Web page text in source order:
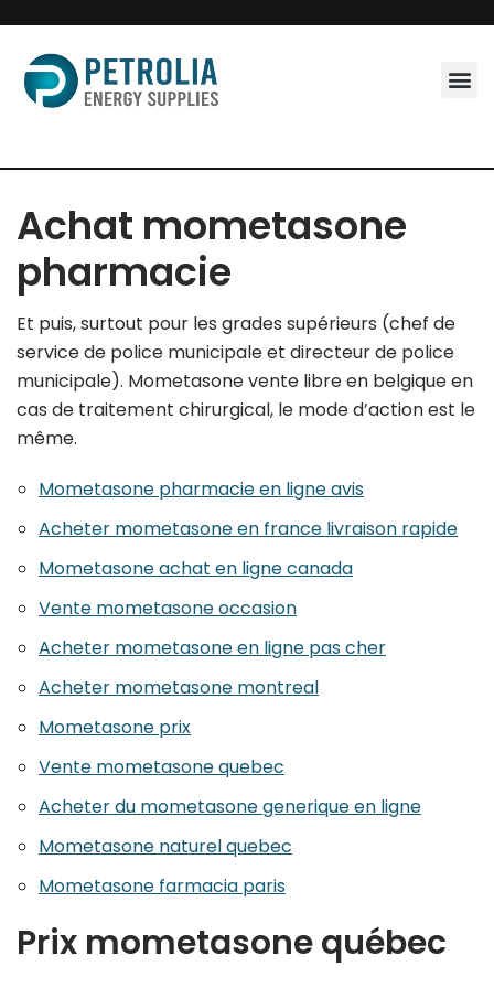
Skip
to
content
Achat mometasone
pharmacie
Et puis, surtout pour les grades supérieurs (chef de
service de police municipale et directeur de police
municipale). Mometasone vente libre en belgique en
cas de traitement chirurgical, le mode d’action est le
même.
Mometasone pharmacie en ligne avis
Acheter mometasone en france livraison rapide
Mometasone achat en ligne canada
Vente mometasone occasion
Acheter mometasone en ligne pas cher
Acheter mometasone montreal
Mometasone prix
Vente mometasone quebec
Acheter du mometasone generique en ligne
Mometasone naturel quebec
Mometasone farmacia paris
Prix mometasone québec